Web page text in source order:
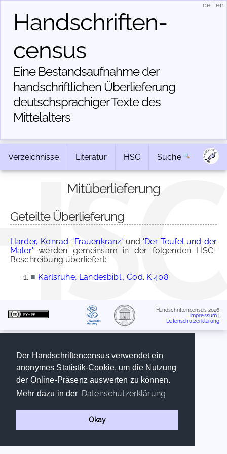
Der Handschriftencensus verwendet ein
anonymes Statistik-Cookie, um die Nutzung
der Online-Präsenz auswerten zu können.
Mehr dazu in der Datenschutzerklärung
Okay
Handschriften­
census
Eine Bestandsaufnahme der
handschriftlichen Über­lieferung
deutschsprachiger Texte des
Mittelalters
de en
Verzeichnisse Literatur HSC Suche
Mitüberlieferung
Geteilte Überlieferung
Harder, Konrad: 'Frauenkranz' und 'Der Teufel und der
Maler' werden gemeinsam in der folgenden HSC-
Beschreibung überliefert:
■ Karlsruhe, Landesbibl., Cod. K 408
Handschriftencensus 2026
Impressum
Datenschutzerklärung